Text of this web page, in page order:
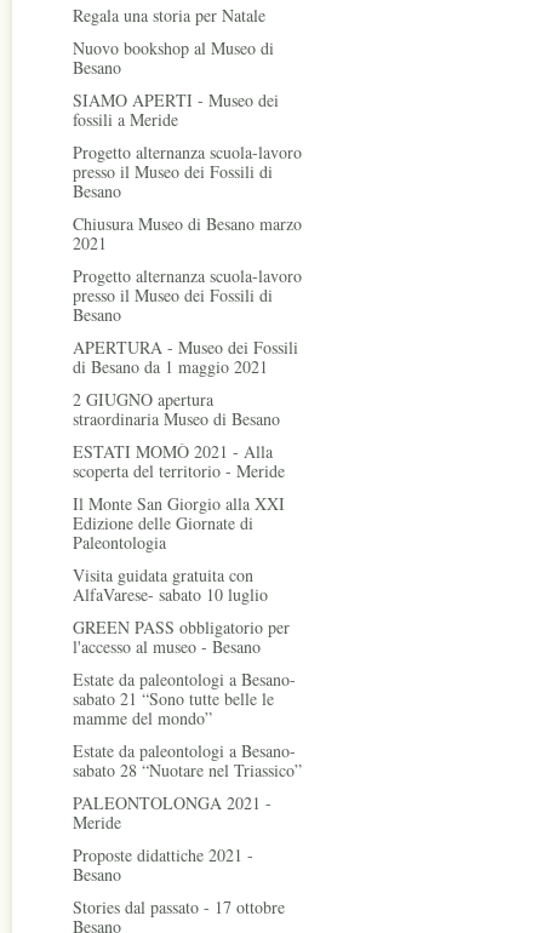
Regala una storia per Natale
Nuovo bookshop al Museo di
Besano
SIAMO APERTI - Museo dei
fossili a Meride
Progetto alternanza scuola-lavoro
presso il Museo dei Fossili di
Besano
Chiusura Museo di Besano marzo
2021
Progetto alternanza scuola-lavoro
presso il Museo dei Fossili di
Besano
APERTURA - Museo dei Fossili
di Besano da 1 maggio 2021
2 GIUGNO apertura
straordinaria Museo di Besano
ESTATI MOMÒ 2021 - Alla
scoperta del territorio - Meride
Il Monte San Giorgio alla XXI
Edizione delle Giornate di
Paleontologia
Visita guidata gratuita con
AlfaVarese- sabato 10 luglio
GREEN PASS obbligatorio per
l'accesso al museo - Besano
Estate da paleontologi a Besano-
sabato 21 “Sono tutte belle le
mamme del mondo”
Estate da paleontologi a Besano-
sabato 28 “Nuotare nel Triassico”
PALEONTOLONGA 2021 -
Meride
Proposte didattiche 2021 -
Besano
Stories dal passato - 17 ottobre
Besano